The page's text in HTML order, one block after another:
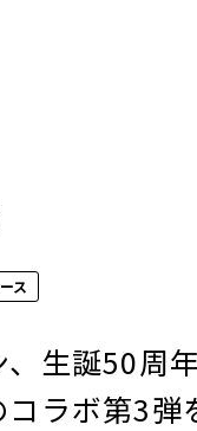
ス
、生誕50周
コラボ第3弾
2025年